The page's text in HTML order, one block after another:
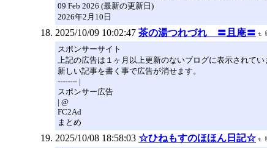
09 Feb 2026 (最新の更新日)
2026年2月10日
2025/10/09 10:02:47 茶の湯つれづれ 〓且庵〓
スポンサーサイト
上記の広告は１ヶ月以上更新のないブログに表示されてい
新しい記事を書く事で広告が消せます。
-------- |
スポンサー広告
| @
FC2Ad
まとめ
2025/10/08 18:58:03 ☆ひねもすのほほん日記☆